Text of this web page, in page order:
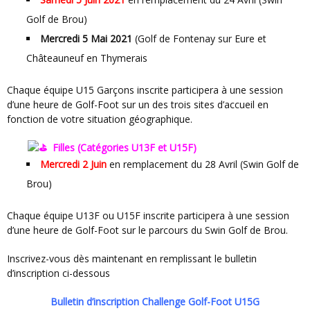
Golf de Brou)
Mercredi 5 Mai 2021 (Golf de Fontenay sur Eure et
Châteauneuf en Thymerais
Chaque équipe U15 Garçons inscrite participera à une session
d’une heure de Golf-Foot sur un des trois sites d’accueil en
fonction de votre situation géographique.
Filles (Catégories U13F et U15F)
Mercredi 2 Juin en remplacement du 28 Avril (Swin Golf de
Brou)
Chaque équipe U13F ou U15F inscrite participera à une session
d’une heure de Golf-Foot sur le parcours du Swin Golf de Brou.
Inscrivez-vous dès maintenant en remplissant le bulletin
d’inscription ci-dessous
Bulletin d’inscription Challenge Golf-Foot U15G